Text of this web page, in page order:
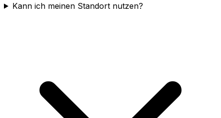
Kann ich meinen Standort nutzen?